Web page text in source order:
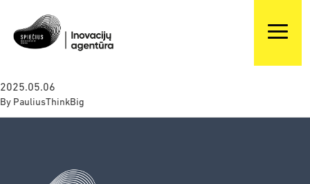
2025.05.06
By PauliusThinkBig